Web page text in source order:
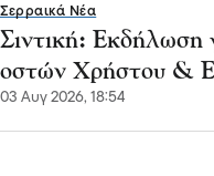
Σερραικά Νέα
Σιντική: Εκδήλωση
οστών Χρήστου &
03 Αυγ 2026, 18:54